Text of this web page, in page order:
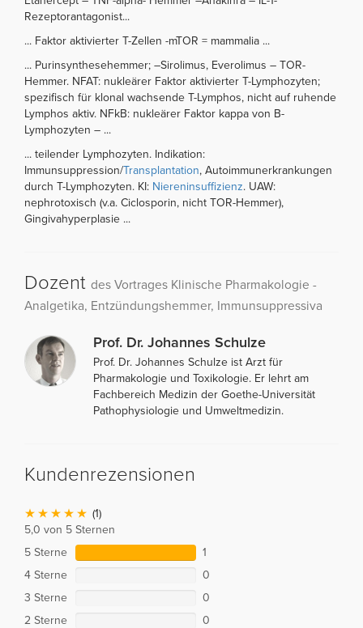
Rezeptorantagonist...
... Faktor aktivierter T-Zellen -mTOR = mammalia ...
... Purinsynthesehemmer; –Sirolimus, Everolimus – TOR-
Hemmer. NFAT: nukleärer Faktor aktivierter T-Lymphozyten;
spezifisch für klonal wachsende T-Lymphos, nicht auf ruhende
Lymphos aktiv. NFkB: nukleärer Faktor kappa von B-
Lymphozyten – ...
... teilender Lymphozyten. Indikation:
Immunsuppression/Transplantation, Autoimmunerkrankungen
durch T-Lymphozyten. KI: Niereninsuffizienz. UAW:
nephrotoxisch (v.a. Ciclosporin, nicht TOR-Hemmer),
Gingivahyperplasie ...
Dozent des Vortrages Klinische Pharmakologie -
Analgetika, Entzündungshemmer, Immunsuppressiva
Prof. Dr. Johannes Schulze
Prof. Dr. Johannes Schulze ist Arzt für
Pharmakologie und Toxikologie. Er lehrt am
Fachbereich Medizin der Goethe-Universität
Pathophysiologie und Umweltmedizin.
Kundenrezensionen
(1)
5,0 von 5 Sternen
5 Sterne
1
4 Sterne
0
3 Sterne
0
2 Sterne
0